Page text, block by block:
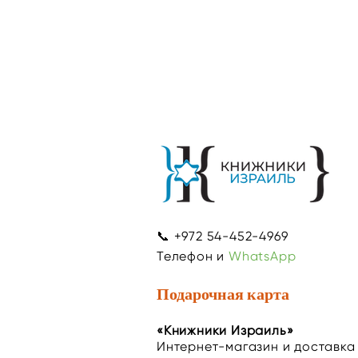
📞 +972 54-452-4969
Телефон иWhatsApp
Подарочная карта
«Книжники Израиль»
Интернет-магазин и доставка